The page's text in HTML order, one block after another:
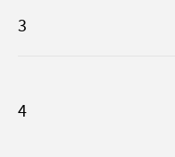
3
4